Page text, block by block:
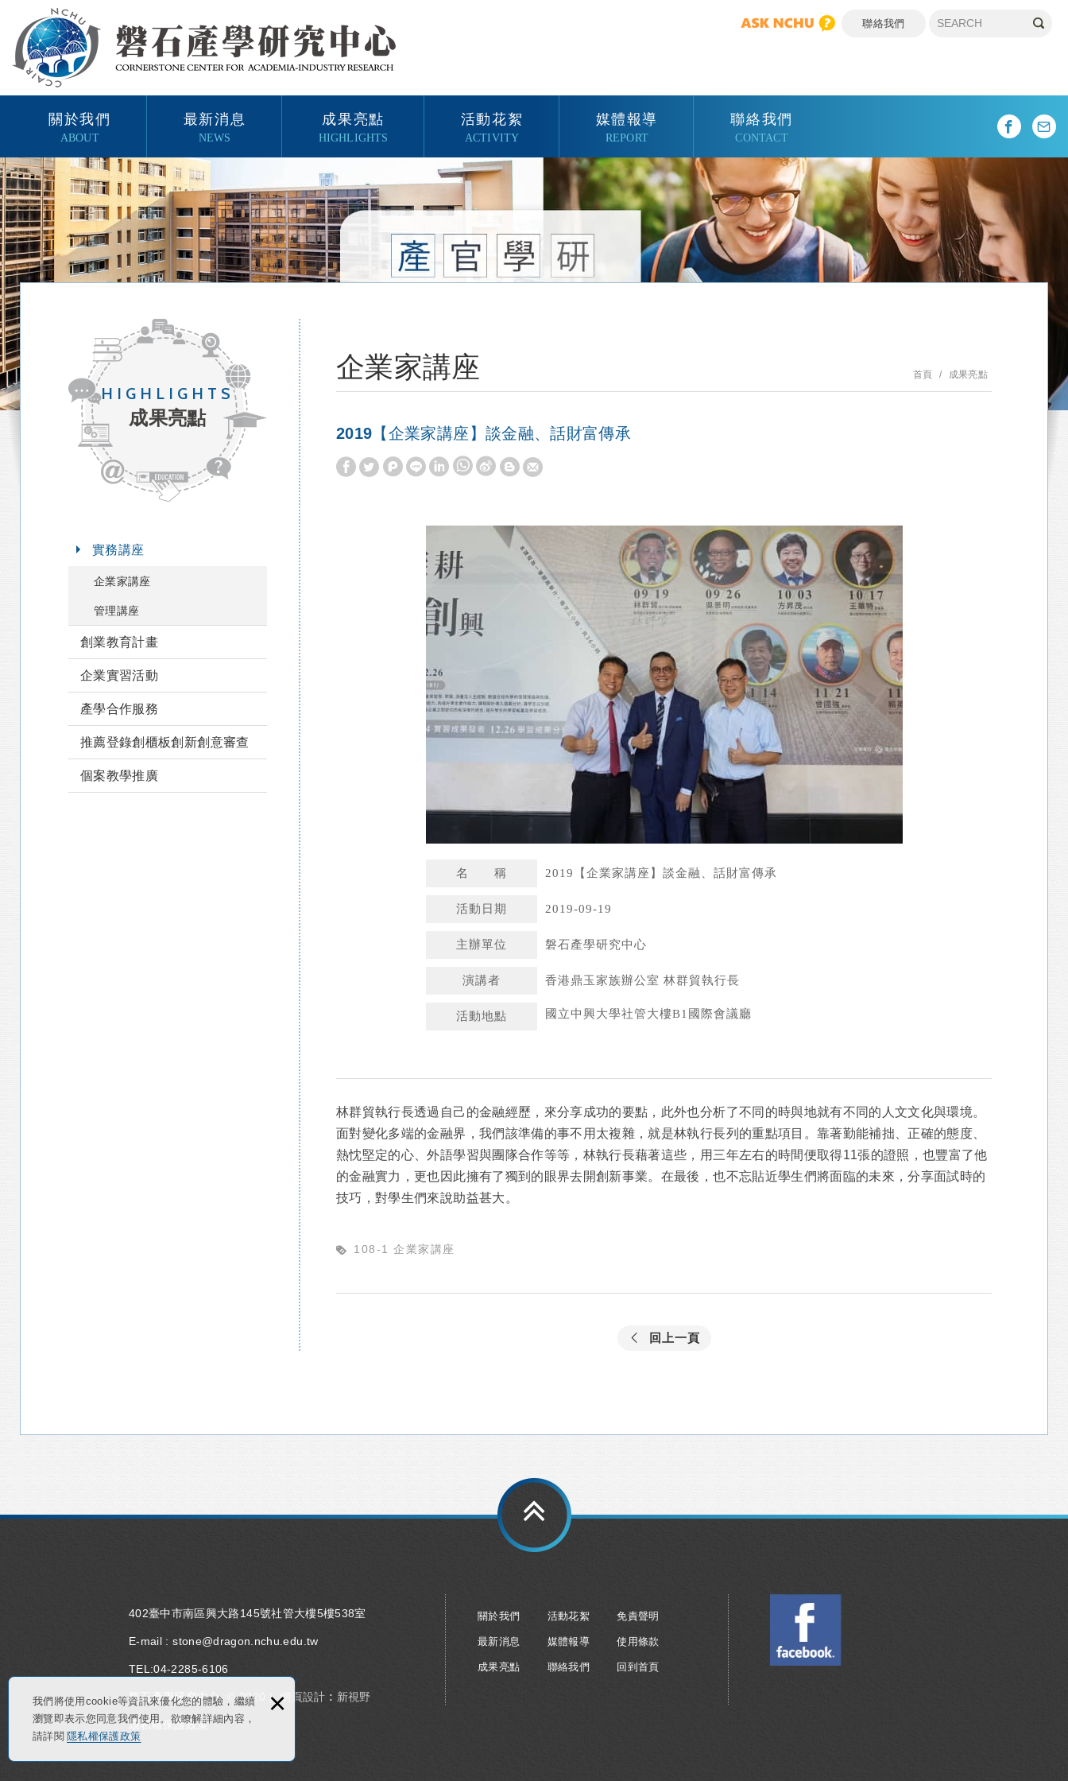
我們將使用cookie等資訊來優化您的體驗，繼續
瀏覽即表示您同意我們使用。欲瞭解詳細內容，
請詳閱 隱私權保護政策
×
聯絡我們
關於我們
ABOUT
最新消息
NEWS
成果亮點
HIGHLIGHTS
活動花絮
ACTIVITY
媒體報導
REPORT
聯絡我們
CONTACT
HIGHLIGHTS
成果亮點
實務講座
企業家講座
管理講座
創業教育計畫
企業實習活動
產學合作服務
推薦登錄創櫃板創新創意審查
個案教學推廣
企業家講座 首頁 成果亮點
2019【企業家講座】談金融、話財富傳承
t
s
A
p
e
i
名 稱 2019【企業家講座】談金融、話財富傳承
活動日期 2019-09-19
主辦單位 磐石產學研究中心
演講者 香港鼎玉家族辦公室 林群貿執行長
活動地點 國立中興大學社管大樓B1國際會議廳
林群貿執行長透過自己的金融經歷，來分享成功的要點，此外也分析了不同的時與地就有不同的人文文化與環境。
面對變化多端的金融界，我們該準備的事不用太複雜，就是林執行長列的重點項目。靠著勤能補拙、正確的態度、
熱忱堅定的心、外語學習與團隊合作等等，林執行長藉著這些，用三年左右的時間便取得11張的證照，也豐富了他
的金融實力，更也因此擁有了獨到的眼界去開創新事業。在最後，也不忘貼近學生們將面臨的未來，分享面試時的
技巧，對學生們來說助益甚大。
108-1 企業家講座
回上一頁
402臺中市南區興大路145號社管大樓5樓538室
E-mail :stone@dragon.nchu.edu.tw
TEL:04-2285-6106
磐石產學研究中心 © 2020 | 網頁設計 : 新視野
隱私權保護政策
關於我們
最新消息
成果亮點
活動花絮
媒體報導
聯絡我們
免責聲明
使用條款
回到首頁